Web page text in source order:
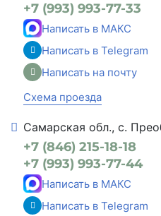
+7 (993) 993-77-33
Написать в МАКС
Написать в Telegram
Написать на почту
Схема проезда
Самарская обл., с.
+7 (846) 215-18-18
+7 (993) 993-77-44
Написать в МАКС
Написать в Telegram